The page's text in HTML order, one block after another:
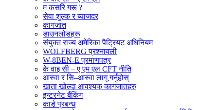
म कसरि गरू ?
सेवा शुल्क र ब्याजदर
कागजात
डाउनलोडहरू
संयुक्त राज्य अमेरिका पैट्रियट अधिनियम
WOLFBERG प्रश्नावली
W-8BEN-E प्रमाणपत्र
के वाइ सी – ए एम एल CFT नीति
आस्वा र सि–आस्वा लागू गर्नुहोस्
खाता खोल्दा आवश्यक कागजातहरु
इन्टरनेट बैंकिंग
कार्ड प्रबन्ध